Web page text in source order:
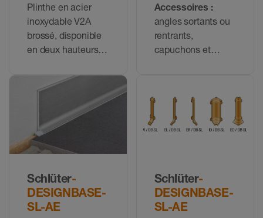
Plinthe en acier
inoxydable V2A
brossé, disponible
en deux hauteurs
Accessoires :
angles sortants ou
rentrants,
capuchons et
EB
Schlüter-
DESIGNBASE-
SL-AE
Schlüter-
DESIGNBASE-
SL-AE